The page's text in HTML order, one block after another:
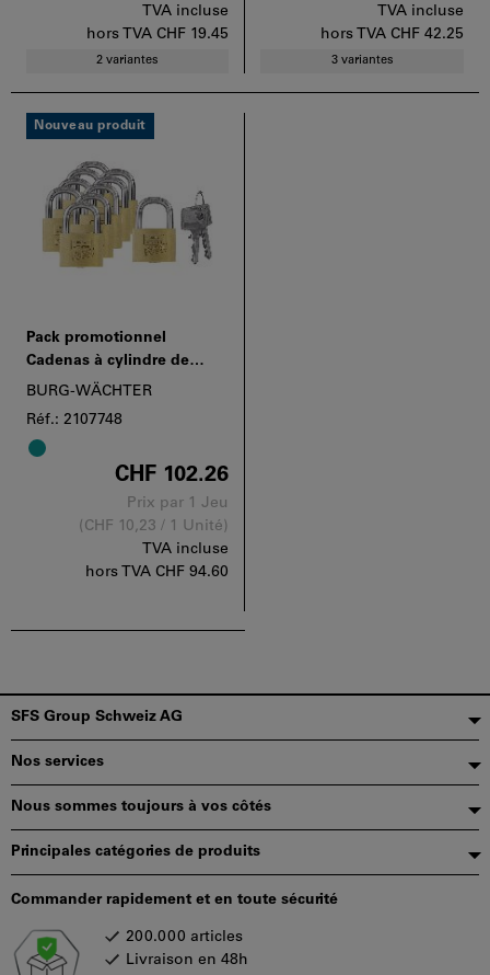
TVA incluse
hors TVA CHF 19.45
2 variantes
TVA incluse
hors TVA CHF 42.25
3 variantes
Nouveau produit
Pack promotionnel
Cadenas à cylindre de
précision à clés différentes
BURG-WÄCHTER
Réf.: 2107748
CHF 102.26
Prix par 1 Jeu
(CHF 10,23 / 1 Unité)
TVA incluse
hors TVA CHF 94.60
Pied
de
page
SFS Group Schweiz AG
Nos services
Nous sommes toujours à vos côtés
Principales catégories de produits
Commander rapidement et en toute sécurité
200.000 articles
Livraison en 48h